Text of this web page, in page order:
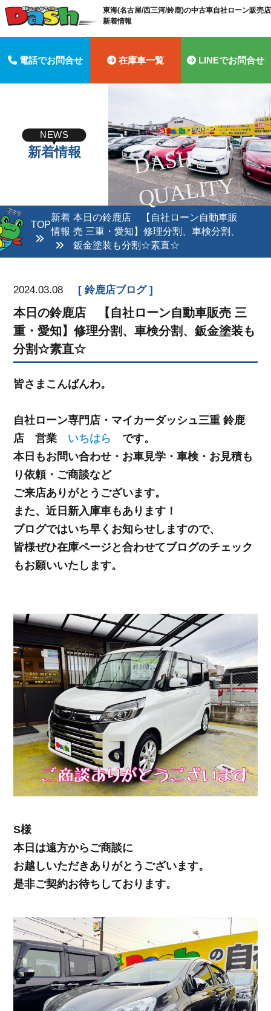
東海(名古屋/西三河/鈴鹿)の中古車自社ローン販売
新着情報
電話でお問合せ 在庫車一覧 LINEでお問合せ
D
A
S
H
Q
U
A
LI
T
Y
NEWS
新着情報
TOP
新着
情報
本日の鈴鹿店 【自社ローン自動車販
売 三重・愛知】修理分割、車検分割、
鈑金塗装も分割☆素直☆
2024.03.08 鈴鹿店ブログ
本日の鈴鹿店 【自社ローン自動車販売 三
重・愛知】修理分割、車検分割、鈑金塗装も
分割☆素直☆
皆さまこんばんわ。
自社ローン専門店・マイカーダッシュ三重 鈴鹿
店 営業 いちはら
です。
本日もお問い合わせ・お車見学・車検・お見積も
り依頼・ご商談など
ご来店ありがとうございます。
また、近日新入庫車もあります！
ブログではいち早くお知らせしますので、
皆様ぜひ在庫ページと合わせてブログのチェック
もお願いいたします。
S様
本日は遠方からご商談に
お越しいただきありがとうございます。
是非ご契約お待ちしております。